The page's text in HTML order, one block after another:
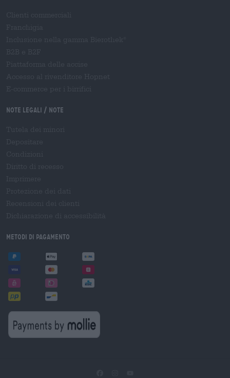
Note legali / Note
Metodi di pagamento